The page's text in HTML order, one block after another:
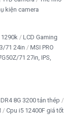
kiện camera
LCD Gaming
71 24in
MSI PRO
71 27in, IPS,
8G 3200 tản thép
Cpu i5 12400F giá tốt